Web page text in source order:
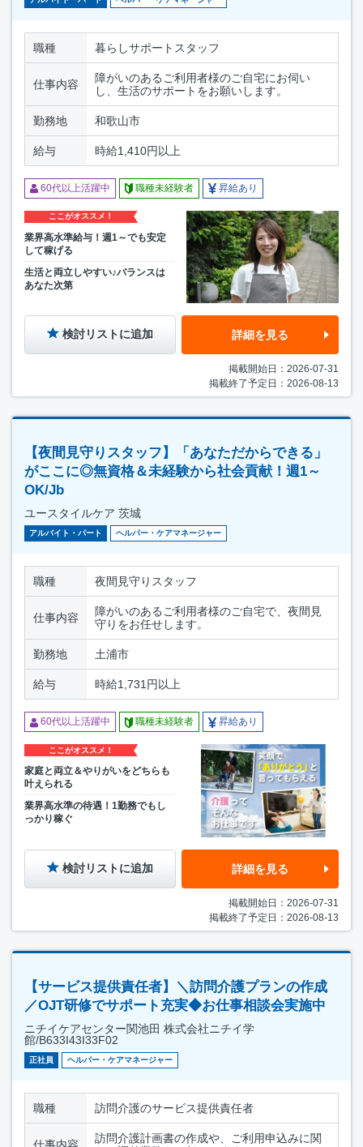
職種 暮らしサポートスタッフ
仕事内容
障がいのあるご利用者様のご自宅にお伺い
し、生活のサポートをお願いします。
勤務地 和歌山市
給与 時給1,410円以上
60代以上活躍中 職種未経験者 昇給あり
ここがオススメ！
業界高水準給与！週1～でも安定
して稼げる
生活と両立しやすい♪バランスは
あなた次第
検討リストに追加 詳細を見る
掲載開始日：2026-07-31
掲載終了予定日：2026-08-13
【夜間見守りスタッフ】「あなただからできる」
がここに◎無資格＆未経験から社会貢献！週1～
OK/Jb
ユースタイルケア 茨城
アルバイト・パート ヘルパー・ケアマネージャー
職種 夜間見守りスタッフ
仕事内容
障がいのあるご利用者様のご自宅で、夜間見
守りをお任せします。
勤務地 土浦市
給与 時給1,731円以上
60代以上活躍中 職種未経験者 昇給あり
ここがオススメ！
家庭と両立＆やりがいをどちらも
叶えられる
業界高水準の待遇！1勤務でもし
っかり稼ぐ
検討リストに追加 詳細を見る
掲載開始日：2026-07-31
掲載終了予定日：2026-08-13
【サービス提供責任者】＼訪問介護プランの作成
／OJT研修でサポート充実◆お仕事相談会実施中
ニチイケアセンター関池田 株式会社ニチイ学
館/B633I43I33F02
正社員 ヘルパー・ケアマネージャー
職種 訪問介護のサービス提供責任者
仕事内容
訪問介護計画書の作成や、ご利用申込みに関